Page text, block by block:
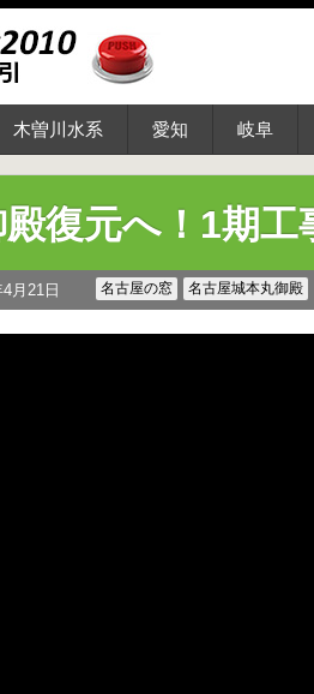
木曽川水系 愛知 岐阜
復元へ！1期工
月21日 名古屋の窓 名古屋城本丸御殿